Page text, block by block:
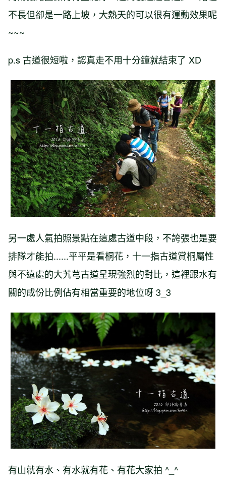
不長但卻是一路上坡，大熱天的可以很有運動效果呢
~~~
p.s 古道很短啦，認真走不用十分鐘就結束了 XD
另一處人氣拍照景點在這處古道中段，不誇張也是要
排隊才能拍......平平是看桐花，十一指古道賞桐屬性
與不遠處的大艽芎古道呈現強烈的對比，這裡跟水有
關的成份比例佔有相當重要的地位呀 3_3
有山就有水、有水就有花、有花大家拍 ^_^